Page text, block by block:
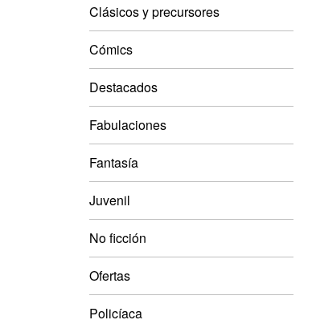
Clásicos y precursores
Cómics
Destacados
Fabulaciones
Fantasía
Juvenil
No ficción
Ofertas
Policíaca